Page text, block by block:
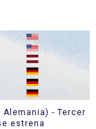
Alemania) - Tercer
estrena